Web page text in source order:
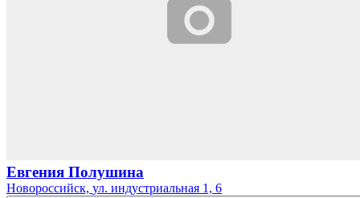
Евгения Полушина
Новороссийск, ул. индустриальная 1, 6